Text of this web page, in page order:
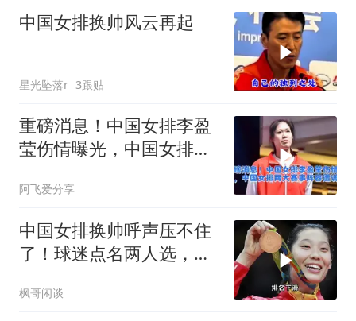
中国女排换帅风云再起
星光坠落r 3跟贴
重磅消息！中国女排李盈
莹伤情曝光，中国女排两
阿飞爱分享
中国女排换帅呼声压不住
了！球迷点名两人选，朱
枫哥闲谈